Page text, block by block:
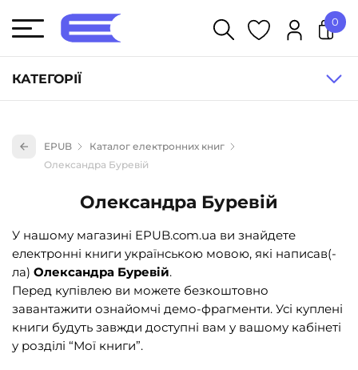
КАТЕГОРІЇ
Книги для дітей (835)
Науково-популярна література (1015)
Навчальна література та посібники (527)
Енциклопедії, довідники, словники (55)
Подарункові сертифікати (1)
0
EPUB
Каталог електронних книг
Олександра Буревій
Олександра Буревій
У нашому магазині EPUB.com.ua ви знайдете
електронні книги українською мовою, які написав(-
ла) Олександра Буревій.
Перед купівлею ви можете безкоштовно
завантажити ознайомчі демо-фрагменти. Усі куплені
книги будуть завжди доступні вам у вашому кабінеті
у розділі “Мої книги”.